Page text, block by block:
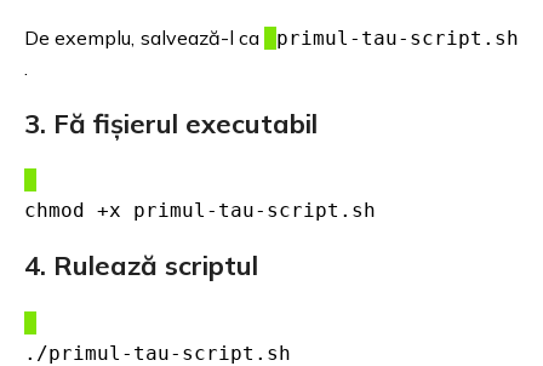
De exemplu, salvează-l ca primul-tau-script.sh
.
3. Fă fișierul executabil
chmod +x primul-tau-script.sh
4. Rulează scriptul
./primul-tau-script.sh